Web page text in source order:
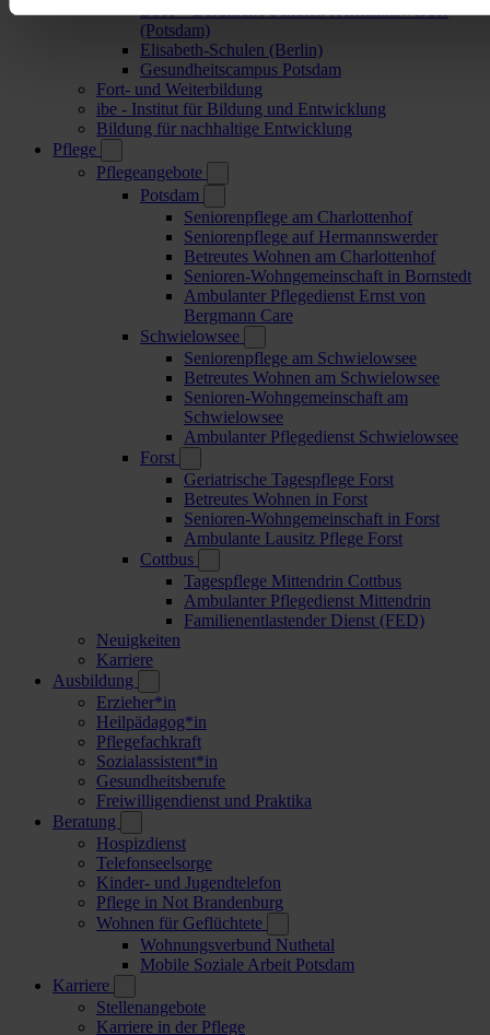
BSH – Berufliche Schulen Hermannswerder
(Potsdam)
Elisabeth-Schulen (Berlin)
Gesundheitscampus Potsdam
Fort- und Weiterbildung
ibe - Institut für Bildung und Entwicklung
Bildung für nachhaltige Entwicklung
Pflege
Pflegeangebote
Potsdam
Seniorenpflege am Charlottenhof
Seniorenpflege auf Hermannswerder
Betreutes Wohnen am Charlottenhof
Senioren-Wohngemeinschaft in Bornstedt
Ambulanter Pflegedienst Ernst von
Bergmann Care
Schwielowsee
Seniorenpflege am Schwielowsee
Betreutes Wohnen am Schwielowsee
Senioren-Wohngemeinschaft am
Schwielowsee
Ambulanter Pflegedienst Schwielowsee
Forst
Geriatrische Tagespflege Forst
Betreutes Wohnen in Forst
Senioren-Wohngemeinschaft in Forst
Ambulante Lausitz Pflege Forst
Cottbus
Tagespflege Mittendrin Cottbus
Ambulanter Pflegedienst Mittendrin
Familienentlastender Dienst (FED)
Neuigkeiten
Karriere
Ausbildung
Erzieher*in
Heilpädagog*in
Pflegefachkraft
Sozialassistent*in
Gesundheitsberufe
Freiwilligendienst und Praktika
Beratung
Hospizdienst
Telefonseelsorge
Kinder- und Jugendtelefon
Pflege in Not Brandenburg
Wohnen für Geflüchtete
Wohnungsverbund Nuthetal
Mobile Soziale Arbeit Potsdam
Karriere
Stellenangebote
Karriere in der Pflege